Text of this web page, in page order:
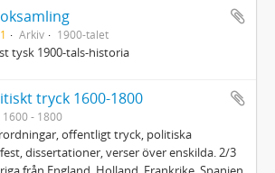
Arkiv 1900-talet
tysk 1900-tals-historia
tryck 1600-1800
1600 - 1800
offentligt tryck, politiska
dissertationer, verser över enskilda. 2/3